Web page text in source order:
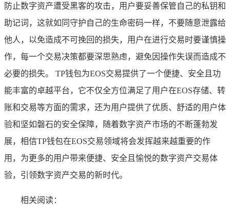
防止数字资产遭受黑客的攻击，用户要妥善保管自己的私钥和
助记词，这就如同守护自己的生命密码一样，不要随意泄露给
他人，以免造成不可挽回的损失，用户在进行交易时要谨慎操
作，每一个交易决策都要深思熟虑，避免因操作失误而造成不
必要的损失。 TP钱包为EOS交易提供了一个便捷、安全且功
能丰富的卓越平台，它不仅全方位满足了用户在EOS存储、转
账和交易等方面的需求，还为用户提供了优质、舒适的用户体
验和坚如磐石的安全保障，随着数字资产市场的不断蓬勃发
展，相信TP钱包在EOS交易领域将会发挥越来越重要的作
用，为更多的用户带来便捷、安全且愉悦的数字资产交易体
验，引领数字资产交易的新时代。
相关阅读：